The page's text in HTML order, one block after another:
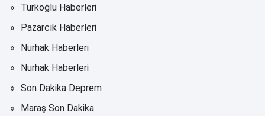
Türkoğlu Haberleri
Pazarcık Haberleri
Nurhak Haberleri
Nurhak Haberleri
Son Dakika Deprem
Maraş Son Dakika